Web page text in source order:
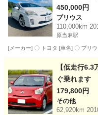
450,000円
プリウス
110,000km
原当麻駅
[メーカー] 〇 トヨタ [車名] 〇 プリ
相模原市 原当麻駅
【低走行
ぐ乗れます
179,800円
その他
62,920km